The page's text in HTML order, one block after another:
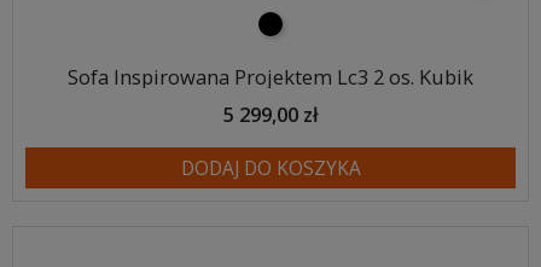
czarny
Sofa Inspirowana Projektem Lc3 2 os. Kubik
5 299,00 zł
DODAJ DO KOSZYKA